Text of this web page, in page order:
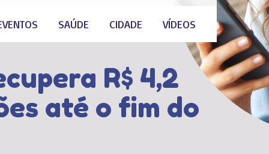
SAÚDE CIDADE VÍDEOS
R$ 4,2
até o fim do